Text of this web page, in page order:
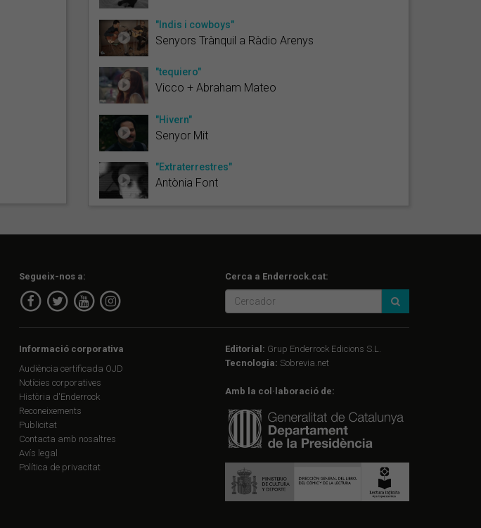
"Indis i cowboys"
Senyors Trànquil a Ràdio Arenys
"tequiero"
Vicco + Abraham Mateo
"Hivern"
Senyor Mit
"Extraterrestres"
Antònia Font
Segueix-nos a: Cerca a Enderrock.cat:
Informació corporativa
Audiència certificada OJD
Notícies corporatives
Història d'Enderrock
Reconeixements
Publicitat
Contacta amb nosaltres
Avís legal
Política de privacitat
Editorial: Grup Enderrock Edicions S.L.
Tecnologia: Sobrevia.net
Amb la col·laboració de: